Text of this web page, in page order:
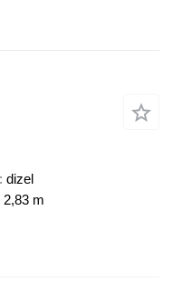
dizel
2,83 m